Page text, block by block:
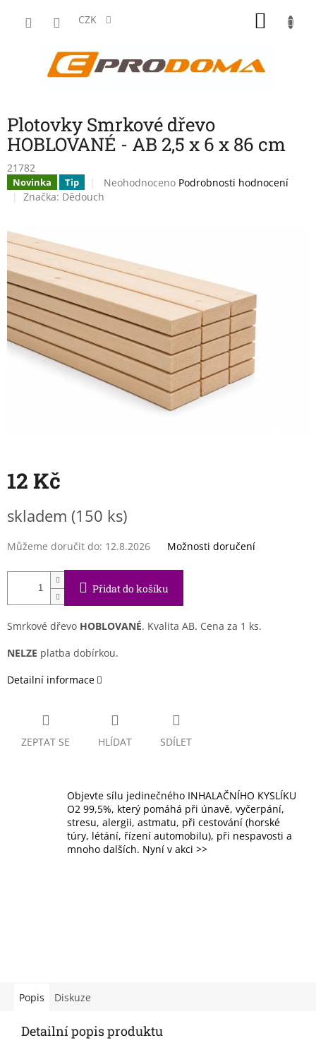
CZK
Plotovky Smrkové dřevo
HOBLOVANÉ - AB 2,5 x 6 x 86 cm
21782
Novinka Tip
Průměrné
hodnocení
hvězdiček.
Neohodnoceno Podrobnosti hodnocení
Značka: Dědouch
12 Kč
cena:
skladem (150 ks)
Můžeme doručit do: 12.8.2026 Možnosti doručení
Přidat do košíku
Smrkové dřevo HOBLOVANÉ. Kvalita AB. Cena za 1 ks.
NELZE platba dobírkou.
Detailní informace
ZEPTAT SE HLÍDAT SDÍLET
Objevte sílu jedinečného INHALAČNÍHO KYSLÍKU
O2 99,5%, který pomáhá při únavě, vyčerpání,
stresu, alergii, astmatu, při cestování (horské
túry, létání, řízení automobilu), při nespavosti a
mnoho dalších. Nyní v akci >>
Popis Diskuze
Detailní popis produktu